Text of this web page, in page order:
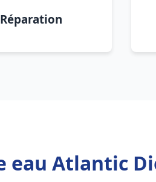
Réparation
eau Atlantic